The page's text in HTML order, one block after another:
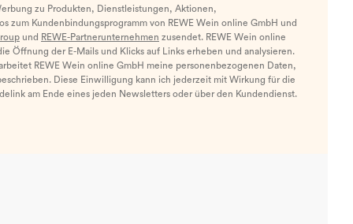
zu Produkten, Dienstleistungen, Aktionen,
zum Kundenbindungsprogramm von REWE Wein online GmbH und
und REWE-Partnerunternehmen zusendet. REWE Wein online
Öffnung der E-Mails und Klicks auf Links erheben und analysieren.
REWE Wein online GmbH meine personenbezogenen Daten,
Diese Einwilligung kann ich jederzeit mit Wirkung für die
am Ende eines jeden Newsletters oder über den Kundendienst.